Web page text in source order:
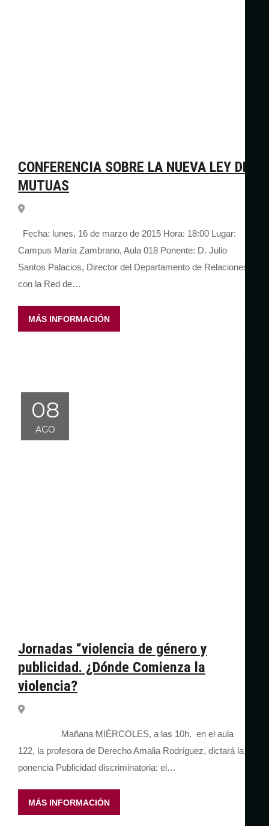
CONFERENCIA SOBRE LA NUEVA LEY DE
MUTUAS
Fecha: lunes, 16 de marzo de 2015 Hora: 18:00 Lugar:
Campus María Zambrano, Aula 018 Ponente: D. Julio
Santos Palacios, Director del Departamento de Relaciones
con la Red de…
MÁS INFORMACIÓN
08
AGO
Jornadas “violencia de género y
publicidad. ¿Dónde Comienza la
violencia?
Mañana MIÉRCOLES, a las 10h. en el aula
122, la profesora de Derecho Amalia Rodríguez, dictará la
ponencia Publicidad discriminatoria: el…
MÁS INFORMACIÓN